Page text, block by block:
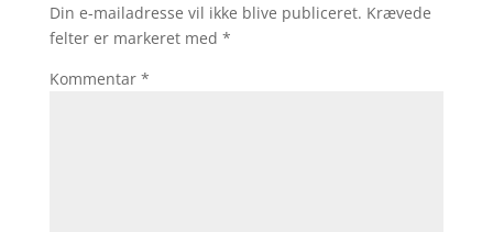
Din e-mailadresse vil ikke blive publiceret. Krævede
felter er markeret med *
Kommentar *